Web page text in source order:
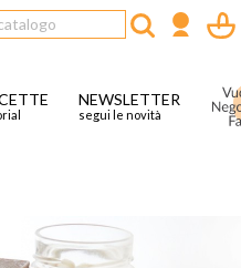
NEWSLETTER
segui le novità